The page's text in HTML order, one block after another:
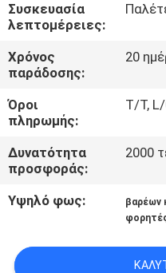
ΕΛΆΤΕ
ΣΕ
ΕΠΑΦΉ
ΜΕ
ΖΗΤΉΣΤΕ
ΈΝΑ
ΑΠΌΣΠΑΣΜΑ
SITEMAP
Συσκευασία
λεπτομέρειες:
Χρόνος
παράδοσης:
20
Όροι
πληρωμής:
T/T,
Δυνατότητα
προσφοράς:
2000
Υψηλό φως: βαρέων